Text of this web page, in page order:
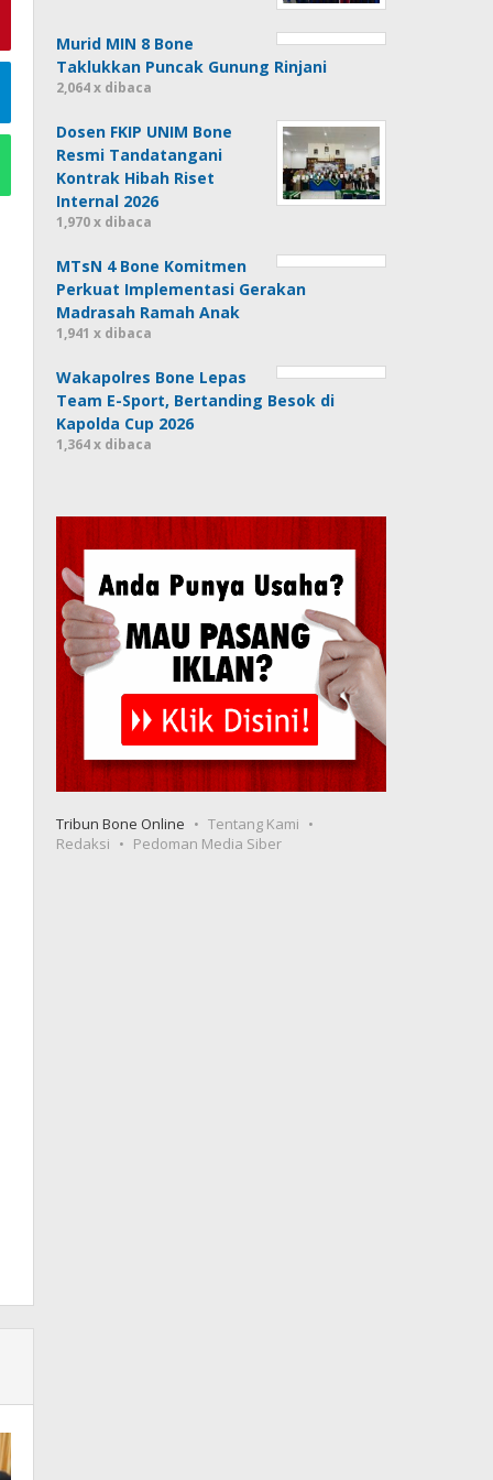
Murid MIN 8 Bone
Taklukkan Puncak Gunung Rinjani
2,064 x dibaca
Dosen FKIP UNIM Bone
Resmi Tandatangani
Kontrak Hibah Riset
Internal 2026
1,970 x dibaca
MTsN 4 Bone Komitmen
Perkuat Implementasi Gerakan
Madrasah Ramah Anak
1,941 x dibaca
Wakapolres Bone Lepas
Team E-Sport, Bertanding Besok di
Kapolda Cup 2026
1,364 x dibaca
Tribun Bone Online
Tentang Kami
Redaksi
Pedoman Media Siber